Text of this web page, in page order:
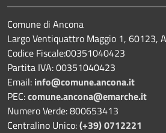
Comune di Ancona
Largo Ventiquattro Maggio 1, 60123,
Codice Fiscale:00351040423
Partita IVA: 00351040423
Email: info@comune.ancona.it
PEC:comune.ancona@emarche.it
Numero Verde: 800653413
Centralino Unico:(+39) 0712221